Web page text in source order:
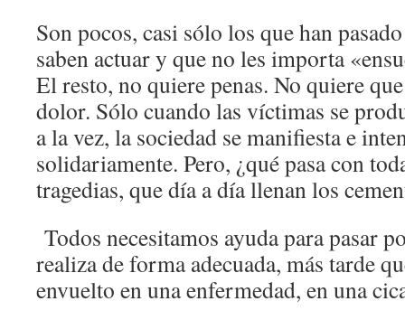
Son pocos, casi sólo los que han
saben actuar y que no les importa
El resto, no quiere penas. No quiere
dolor. Sólo cuando las víctimas se
a la vez, la sociedad se manifiesta e
solidariamente. Pero, ¿qué pasa con
tragedias, que día a día llenan los
Todos necesitamos ayuda para pasar
realiza de forma adecuada, más tarde
envuelto en una enfermedad, en una